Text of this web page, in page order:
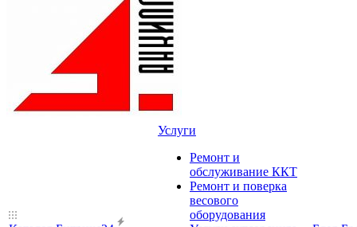
Услуги
Ремонт и
обслуживание ККТ
Ремонт и поверка
весового
оборудования